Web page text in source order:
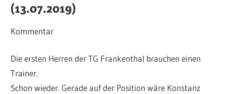
(13.07.2019)
Kommentar
Die ersten Herren der TG Frankenthal brauchen einen
Trainer.
Schon wieder. Gerade auf der Position wäre Konstanz